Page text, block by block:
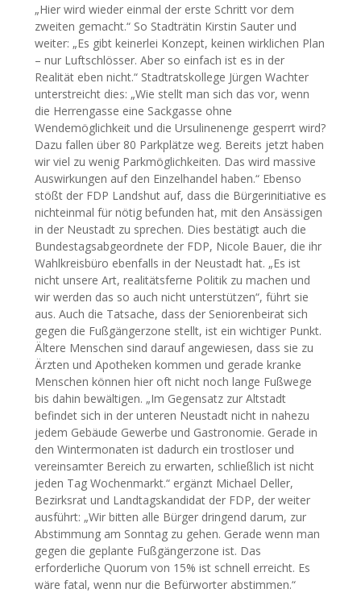
„Hier wird wieder einmal der erste Schritt vor dem
zweiten gemacht.“ So Stadträtin Kirstin Sauter und
weiter: „Es gibt keinerlei Konzept, keinen wirklichen Plan
– nur Luftschlösser. Aber so einfach ist es in der
Realität eben nicht.“ Stadtratskollege Jürgen Wachter
unterstreicht dies: „Wie stellt man sich das vor, wenn
die Herrengasse eine Sackgasse ohne
Wendemöglichkeit und die Ursulinenenge gesperrt wird?
Dazu fallen über 80 Parkplätze weg. Bereits jetzt haben
wir viel zu wenig Parkmöglichkeiten. Das wird massive
Auswirkungen auf den Einzelhandel haben.“ Ebenso
stößt der FDP Landshut auf, dass die Bürgerinitiative es
nichteinmal für nötig befunden hat, mit den Ansässigen
in der Neustadt zu sprechen. Dies bestätigt auch die
Bundestagsabgeordnete der FDP, Nicole Bauer, die ihr
Wahlkreisbüro ebenfalls in der Neustadt hat. „Es ist
nicht unsere Art, realitätsferne Politik zu machen und
wir werden das so auch nicht unterstützen“, führt sie
aus. Auch die Tatsache, dass der Seniorenbeirat sich
gegen die Fußgängerzone stellt, ist ein wichtiger Punkt.
Ältere Menschen sind darauf angewiesen, dass sie zu
Ärzten und Apotheken kommen und gerade kranke
Menschen können hier oft nicht noch lange Fußwege
bis dahin bewältigen. „Im Gegensatz zur Altstadt
befindet sich in der unteren Neustadt nicht in nahezu
jedem Gebäude Gewerbe und Gastronomie. Gerade in
den Wintermonaten ist dadurch ein trostloser und
vereinsamter Bereich zu erwarten, schließlich ist nicht
jeden Tag Wochenmarkt.“ ergänzt Michael Deller,
Bezirksrat und Landtagskandidat der FDP, der weiter
ausführt: „Wir bitten alle Bürger dringend darum, zur
Abstimmung am Sonntag zu gehen. Gerade wenn man
gegen die geplante Fußgängerzone ist. Das
erforderliche Quorum von 15% ist schnell erreicht. Es
wäre fatal, wenn nur die Befürworter abstimmen.“